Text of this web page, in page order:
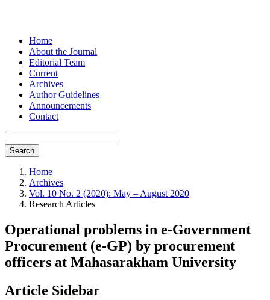
Home
About the Journal
Editorial Team
Current
Archives
Author Guidelines
Announcements
Contact
Search
Home
Archives
Vol. 10 No. 2 (2020): May – August 2020
Research Articles
Operational problems in e-Government
Procurement (e-GP) by procurement
officers at Mahasarakham University
Article Sidebar